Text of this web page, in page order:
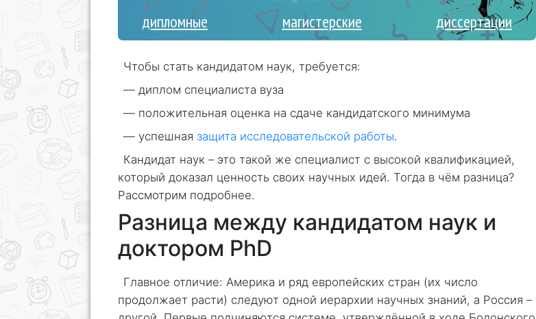
дипломные магистерские диссертации
Чтобы стать кандидатом наук, требуется:
— диплом специалиста вуза
— положительная оценка на сдаче кандидатского минимума
— успешная защита исследовательской работы.
Кандидат наук – это такой же специалист с высокой квалификацией,
который доказал ценность своих научных идей. Тогда в чём разница?
Рассмотрим подробнее.
Разница между кандидатом наук и
доктором PhD
Главное отличие: Америка и ряд европейских стран (их число
продолжает расти) следуют одной иерархии научных знаний, а Россия –